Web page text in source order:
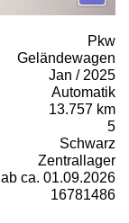
Pkw
Geländewagen
Jan / 2025
Automatik
13.757 km
5
Schwarz
Zentrallager
ab ca. 01.09.2026
16781486